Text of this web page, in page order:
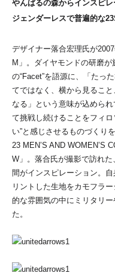
やんばるの森からインスピ
ジェンダーレスで普遍的な
デザイナー落合宏理氏が
M」。ダイヤモンドの研磨
の“Facet”を語源に、「たっ
てではなく、横から見るこ
なる」という意味が込めら
て挑戦し続けることをフィ
い”と感じさせるものづくり
23 MEN’S AND WOMEN’S
W」。落合氏が撮影で訪れ
間がインスピレーション。
リントした生地をカモフラ
的な雰囲気の中にミリタリ
た。